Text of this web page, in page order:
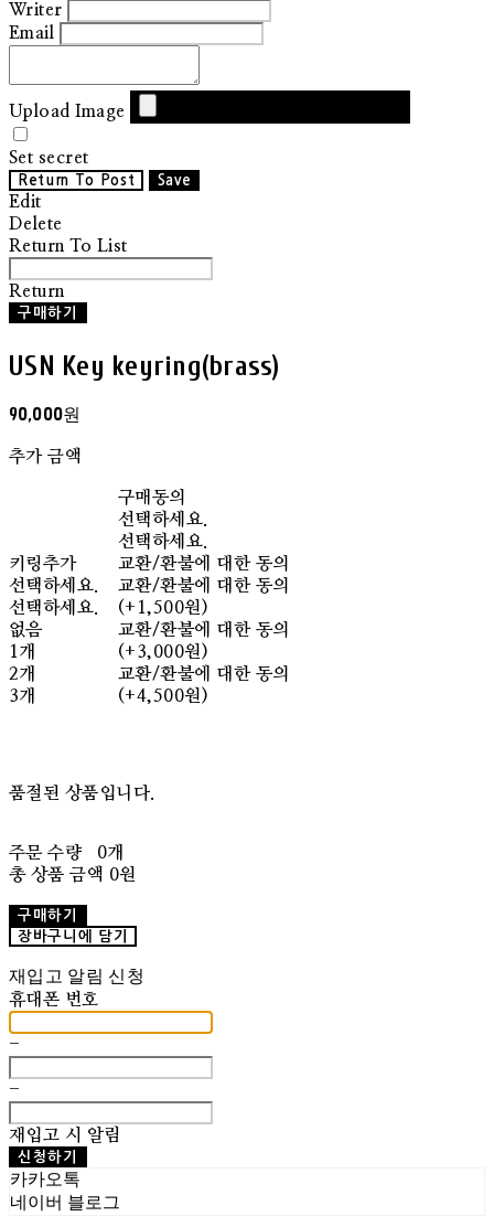
Writer
Email
Upload Image
Set secret
Return To Post Save
Edit
Delete
Return To List
Return
구매하기
USN Key keyring(brass)
90,000원
추가 금액
키링추가
선택하세요.
선택하세요.
없음
1개
2개
3개
구매동의
선택하세요.
선택하세요.
교환/환불에 대한 동의
교환/환불에 대한 동의
(+1,500원)
교환/환불에 대한 동의
(+3,000원)
교환/환불에 대한 동의
(+4,500원)
품절된 상품입니다.
주문 수량
0개
총 상품 금액 0원
구매하기
장바구니에 담기
재입고 알림 신청
휴대폰 번호
-
-
재입고 시 알림
신청하기
카카오톡
네이버 블로그